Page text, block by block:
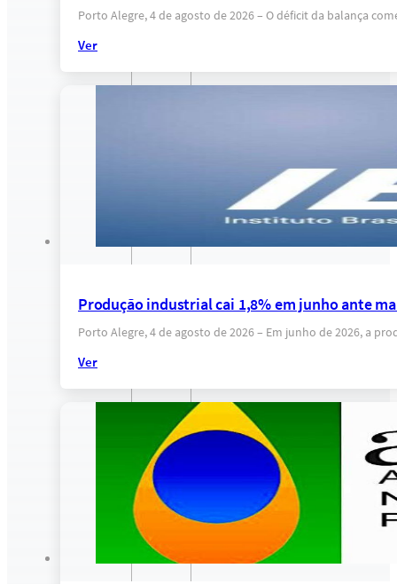
Porto Alegre, 4 de agosto de 2026 – O déficit da balança
Ver
Produção industrial cai 1,8% em junho ante
Porto Alegre, 4 de agosto de 2026 – Em junho de 2026, a
Ver